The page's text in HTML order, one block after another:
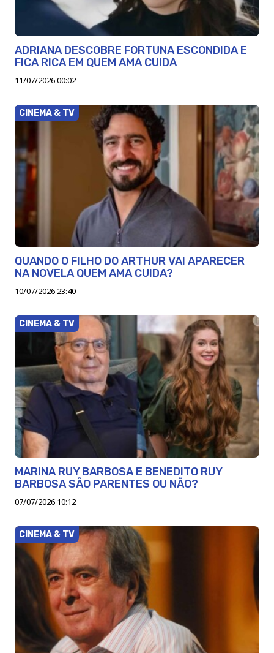
ADRIANA DESCOBRE FORTUNA ESCONDIDA E
FICA RICA EM QUEM AMA CUIDA
11/07/2026 00:02
CINEMA & TV
QUANDO O FILHO DO ARTHUR VAI APARECER
NA NOVELA QUEM AMA CUIDA?
10/07/2026 23:40
CINEMA & TV
MARINA RUY BARBOSA E BENEDITO RUY
BARBOSA SÃO PARENTES OU NÃO?
07/07/2026 10:12
CINEMA & TV